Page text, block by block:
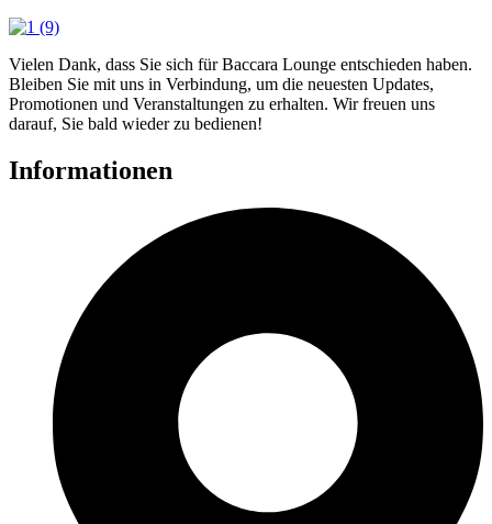
Vielen Dank, dass Sie sich für Baccara Lounge entschieden haben.
Bleiben Sie mit uns in Verbindung, um die neuesten Updates,
Promotionen und Veranstaltungen zu erhalten. Wir freuen uns
darauf, Sie bald wieder zu bedienen!
Informationen